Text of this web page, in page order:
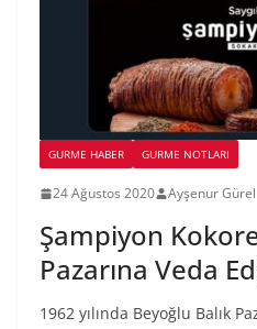
GURME HABER GURME NOTLARI
24 Ağustos 2020 Ayşenur Gürel
Şampiyon
Pazarına Veda
1962 yılında Beyoğlu Balık